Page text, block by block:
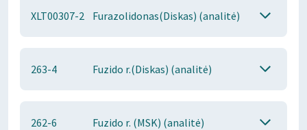
XLT00307-2 Furazolidonas(Diskas) (analitė)
263-4 Fuzido r.(Diskas) (analitė)
262-6 Fuzido r. (MSK) (analitė)